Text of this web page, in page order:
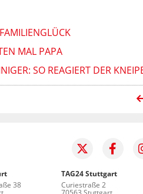
MAL PAPA
SO REAGIERT DER
38
TAG24 Stuttgart
Curiestraße 2